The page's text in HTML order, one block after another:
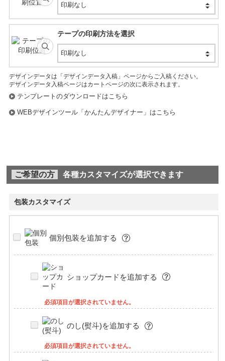
印刷なし
テープの印刷方法を選択
印刷なし
デザインデータは「デザインデータ入稿」ページからご入稿ください。
デザインデータ入稿ページはカートページの次に表示されます。
テンプレートのダウンロードはこちら
WEBデザインツール「かんたんデザイナー」はこちら
ご希望の方 各種カスタマイズが選択できます
包装カスタマイズ
個別包装を追加する
ショップカードを追加する
必須項目が選択されていません。
のし(熨斗)を追加する
必須項目が選択されていません。